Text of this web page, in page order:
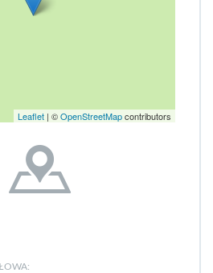
Leaflet | ©OpenStreetMapcontributors